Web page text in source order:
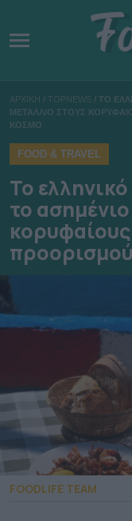
ΑΡΧΙΚΗ / TOPNEWS / ΤΟ
ΜΕΤΑΛΛΙΟ ΣΤΟΥΣ
ΚΟΣΜΟ
FOOD & TRAVEL
Το
το
FOODLIFE TEAM